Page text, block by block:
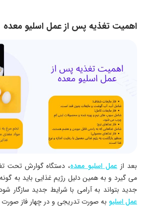
اهمیت تغذیه پس از عمل اسلیو معده
بعد ازعمل اسلیو معده، دستگاه گوارش تحت
می گیرد و به همین دلیل رژیم غذایی باید به
جدید بتواند به آرامی با شرایط جدید سازگار
عمل اسلیو به صورت تدریجی و در چهار فاز